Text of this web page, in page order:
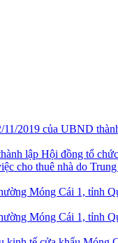
lập Hội đồng tổ
cho thuê nhà do